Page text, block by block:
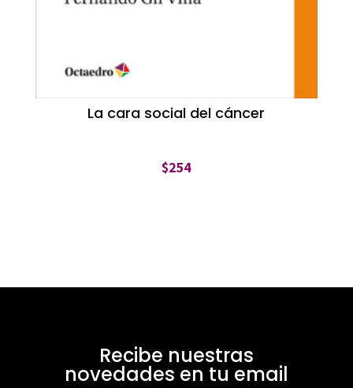
La cara social del cáncer
$254
Recibe nuestras
novedades en tu email